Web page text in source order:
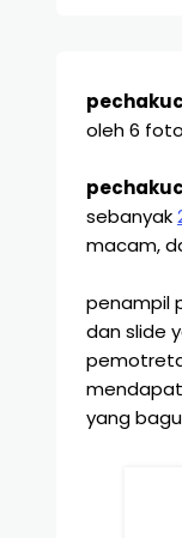
oleh 6
sebanyak
macam,
penampil
dan slide
yang